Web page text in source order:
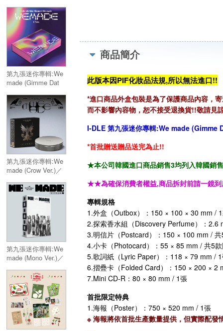
／9th Mini
Album:We made
(POCAALBUM Ver.)
第九張迷你專輯:We
made (Gimme Dat
9th Mini Album:We
made (Gimme Dat
Love Ver.)(限量版)
第九張迷你專輯:We
made (Crow Ver.)／
made (Crow Ver.)
第九張迷你專輯:We
made (Mono Ver.)／
made (Mono Ver.)
商品簡介
此版本因PIF化妝品法規,所以無法進口!!
*進口商品外盒包裝是為了保護商品內容，
而不影響內容物，恕不接受退換貨!!敬請見
I-DLE 第九張迷你專輯:We made (Gimme
*首批贈送贈品送完為止!!
★本公司韓國進口商品銷售3均列入韓國銷
★★為確保消費者權益,商品拆封前請一鏡
專輯規格
1.外盒（Outbox）：150 × 100 × 30 mm /
2.探索香水組（Discovery Perfume）：2.6
3.明信片（Postcard）：150 × 100 mm /
4.小卡（Photocard）：55 × 85 mm / 共5
5.歌詞紙（Lyric Paper）：118 × 79 mm /
6.摺疊卡（Folded Card）：150 × 200 × 2
7.Mini CD-R：80 × 80 mm / 1張
首批限定特典
1.海報（Poster）：750 × 520 mm / 1張
※ 海報將依首批生產數量提供，但實際配